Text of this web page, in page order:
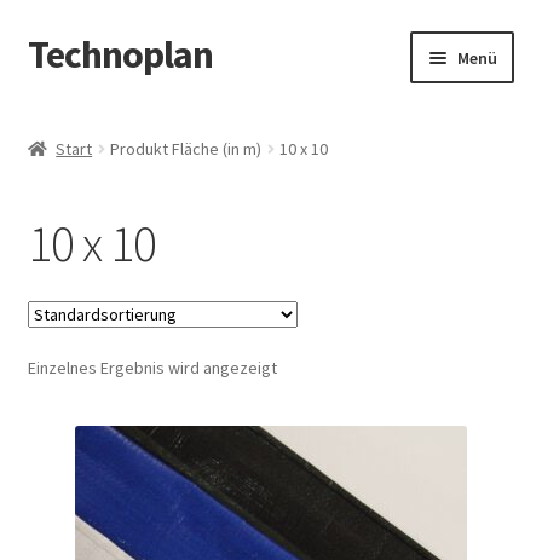
Zur
Navigation
Zum
Inhalt
Technoplan Menü
Datenschutzerklärung
Impressum
Kasse
Warenkorb
Start Produkt Fläche (in m) 10 x 10
10 x 10
Einzelnes Ergebnis wird angezeigt